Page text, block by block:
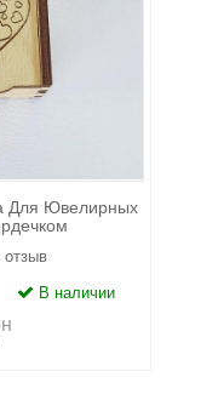
Для Ювелирных
отзыв
В наличии